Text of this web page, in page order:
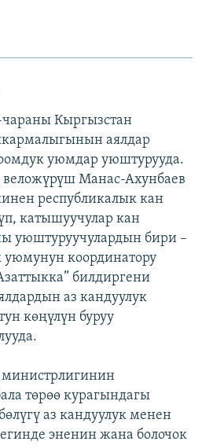
чараны Кыргызстан
аялдар
уюмдар уюштурууда.
Манас-Ахунбаев
республикалык кан
катышуучулар кан
уюштуруучулардын бири –
уюмунун координатору
билдиргени
аз кандуулук
көңүлүн буруу
министрлигинин
төрөө курагындагы
аз кандуулук менен
эненин жана болочок